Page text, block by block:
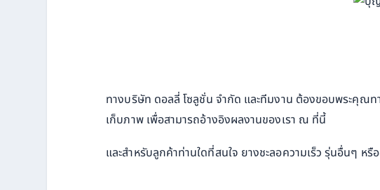
ทางบริษัท ดอลลี่ โซลูชั่น จำกัด และทีมงาน ต้องขอบพระคุณ
เก็บภาพ เพื่อสามารถอ้างอิงผลงานของเรา ณ ที่นี้
และสำหรับลูกค้าท่านใดที่สนใจ ยางชะลอความเร็ว รุ่นอื่นๆ ห